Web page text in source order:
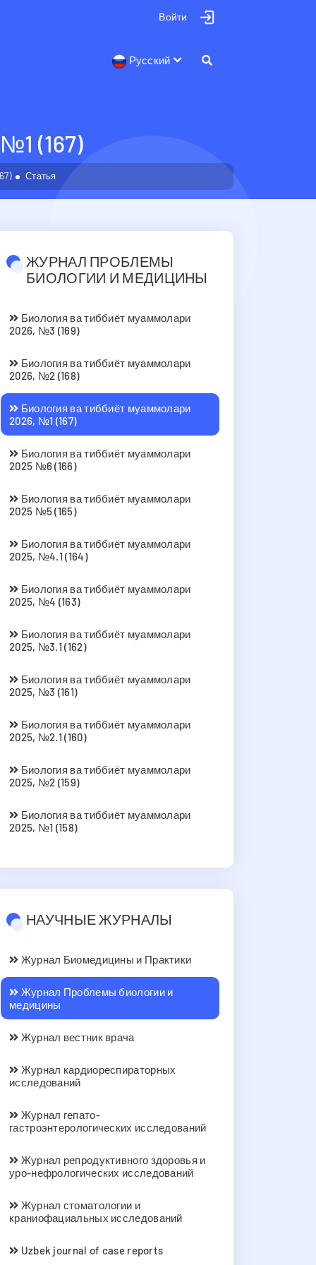
Войти
Русский
(167)
Статья
ЖУРНАЛ ПРОБЛЕМЫ
БИОЛОГИИ И МЕДИЦИНЫ
Биология ва тиббиёт муаммолари
2026, №3 (169)
Биология ва тиббиёт муаммолари
2026, №2 (168)
Биология ва тиббиёт муаммолари
2026, №1 (167)
Биология ва тиббиёт муаммолари
2025 №6 (166)
Биология ва тиббиёт муаммолари
2025 №5 (165)
Биология ва тиббиёт муаммолари
2025, №4.1 (164)
Биология ва тиббиёт муаммолари
2025, №4 (163)
Биология ва тиббиёт муаммолари
2025, №3.1 (162)
Биология ва тиббиёт муаммолари
2025, №3 (161)
Биология ва тиббиёт муаммолари
2025, №2.1 (160)
Биология ва тиббиёт муаммолари
2025, №2 (159)
Биология ва тиббиёт муаммолари
2025, №1 (158)
НАУЧНЫЕ ЖУРНАЛЫ
Журнал Биомедицины и Практики
Журнал Проблемы биологии и
медицины
Журнал вестник врача
Журнал кардиореспираторных
исследований
Журнал гепато-
гастроэнтерологических исследований
Журнал репродуктивного здоровья и
уро-нефрологических исследований
Журнал стоматологии и
краниофациальных исследований
Uzbek journal of case reports